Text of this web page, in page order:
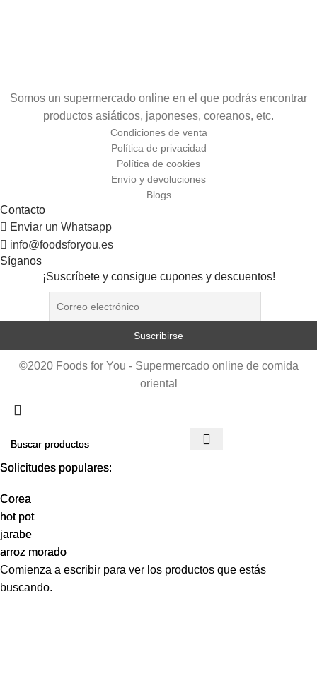
Somos un supermercado online en el que podrás encontrar
productos asiáticos, japoneses, coreanos, etc.
Condiciones de venta
Política de privacidad
Política de cookies
Envío y devoluciones
Blogs
Contacto
Enviar un Whatsapp
info@foodsforyou.es
Síganos
¡Suscríbete y consigue cupones y descuentos!
©2020 Foods for You - Supermercado online de comida
oriental
Solicitudes populares:
Corea
hot pot
jarabe
arroz morado
Solicitudes populares:
Corea
hot pot
jarabe
arroz morado
Comienza a escribir para ver los productos que estás
buscando.